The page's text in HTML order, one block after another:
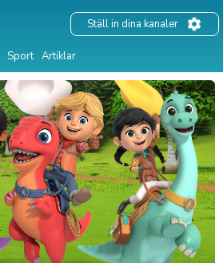
Sport Artiklar
Ställ in dina kanaler